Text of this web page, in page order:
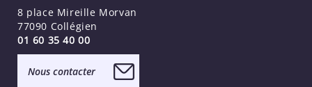
8 place Mireille Morvan
77090 Collégien
01 60 35 40 00
Nous contacter